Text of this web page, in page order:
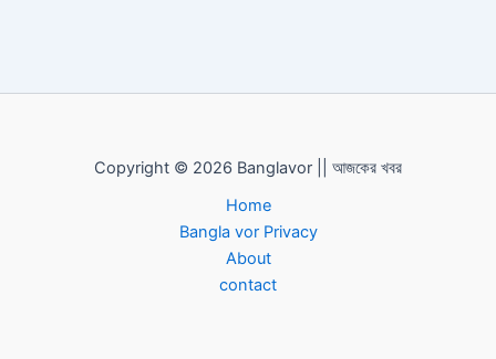
Copyright © 2026 Banglavor || আজকের খবর
Home
Bangla vor Privacy
About
contact